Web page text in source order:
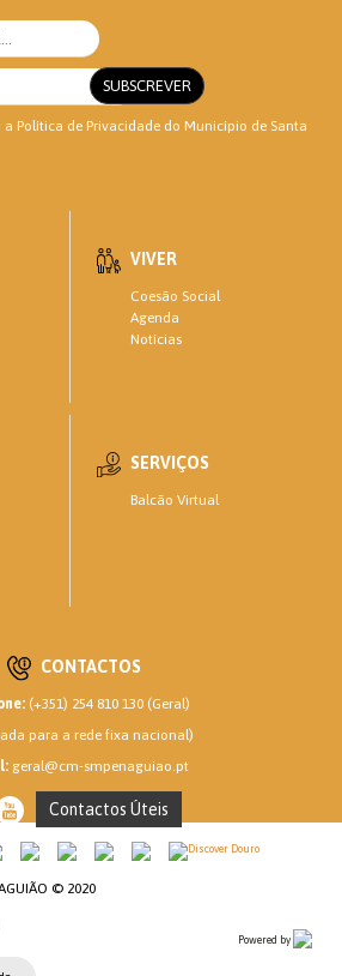
a Política de Privacidade do Município de Santa
VIVER
Coesão Social
Agenda
Notícias
SERVIÇOS
Balcão Virtual
CONTACTOS
(+351) 254 810 130 (Geral)
para a rede fixa nacional)
geral@cm-smpenaguiao.pt
Contactos Úteis
© 2020
Powered by